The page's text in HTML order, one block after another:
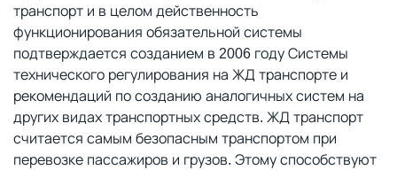
транспорт и в целом действенность
функционирования обязательной системы
подтверждается созданием в 2006 году Системы
технического регулирования на ЖД транспорте и
рекомендаций по созданию аналогичных систем на
других видах транспортных средств. ЖД транспорт
считается самым безопасным транспортом при
перевозке пассажиров и грузов. Этому способствуют